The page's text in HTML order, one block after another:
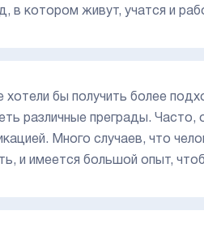
в котором живут, учатся и
хотели бы получить более
различные преграды. Часто,
Много случаев, что
и имеется большой опыт,